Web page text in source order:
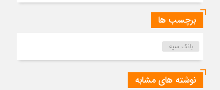
برچسب ها
بانک سپه
نوشته های مشابه